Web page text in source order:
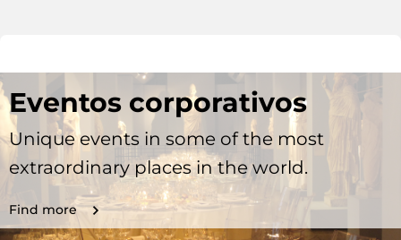
Eventos corporativos
Unique events in some of the most
extraordinary places in the world.
Find more